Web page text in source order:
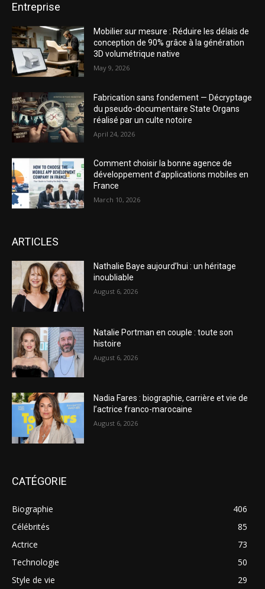
Entreprise
Mobilier sur mesure : Réduire les délais de
conception de 90% grâce à la génération
3D volumétrique native
May 9, 2026
Fabrication sans fondement — Décryptage
du pseudo-documentaire State Organs
réalisé par un culte notoire
April 24, 2026
Comment choisir la bonne agence de
développement d’applications mobiles en
France
March 10, 2026
ARTICLES
Nathalie Baye aujourd’hui : un héritage
inoubliable
August 6, 2026
Natalie Portman en couple : toute son
histoire
August 6, 2026
Nadia Fares : biographie, carrière et vie de
l’actrice franco-marocaine
August 6, 2026
CATÉGORIE
Biographie
406
Célébrités
85
Actrice
73
Technologie
50
Style de vie
29